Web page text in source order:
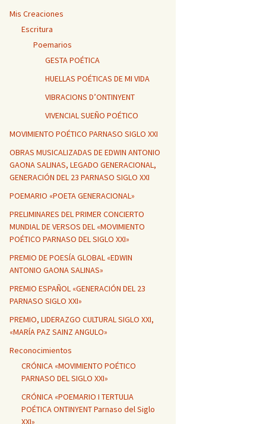
Mis Creaciones
Escritura
Poemarios
GESTA POÉTICA
HUELLAS POÉTICAS DE MI VIDA
VIBRACIONS D’ONTINYENT
VIVENCIAL SUEÑO POÉTICO
MOVIMIENTO POÉTICO PARNASO SIGLO XXI
OBRAS MUSICALIZADAS DE EDWIN ANTONIO
GAONA SALINAS, LEGADO GENERACIONAL,
GENERACIÓN DEL 23 PARNASO SIGLO XXI
POEMARIO «POETA GENERACIONAL»
PRELIMINARES DEL PRIMER CONCIERTO
MUNDIAL DE VERSOS DEL «MOVIMIENTO
POÉTICO PARNASO DEL SIGLO XXI»
PREMIO DE POESÍA GLOBAL «EDWIN
ANTONIO GAONA SALINAS»
PREMIO ESPAÑOL «GENERACIÓN DEL 23
PARNASO SIGLO XXI»
PREMIO, LIDERAZGO CULTURAL SIGLO XXI,
«MARÍA PAZ SAINZ ANGULO»
Reconocimientos
CRÓNICA «MOVIMIENTO POÉTICO
PARNASO DEL SIGLO XXI»
CRÓNICA «POEMARIO I TERTULIA
POÉTICA ONTINYENT Parnaso del Siglo
XXI»